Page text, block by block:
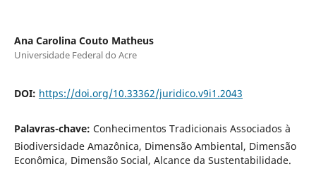
Ana Carolina Couto Matheus
Universidade Federal do Acre
DOI: https://doi.org/10.33362/juridico.v9i1.2043
Palavras-chave: Conhecimentos Tradicionais Associados à
Biodiversidade Amazônica, Dimensão Ambiental, Dimensão
Econômica, Dimensão Social, Alcance da Sustentabilidade.